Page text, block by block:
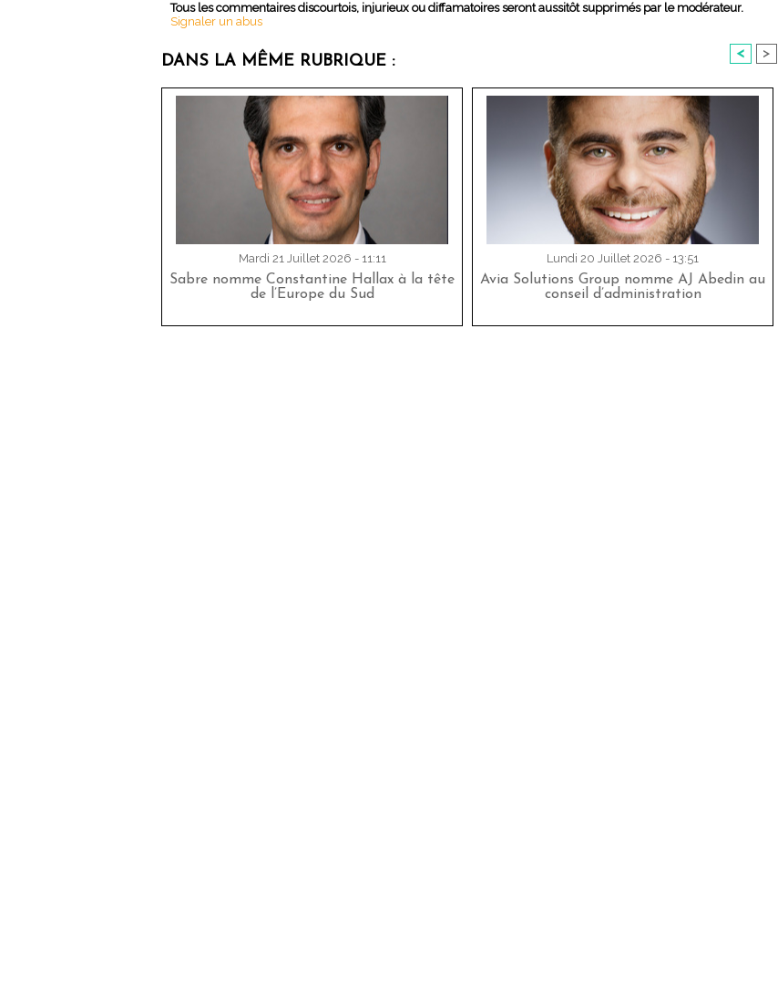
Tous les commentaires discourtois, injurieux ou diffamatoires seront aussitôt supprimés par le modérateur.
Signaler un abus
DANS LA MÊME RUBRIQUE : < >
Mardi 21 Juillet 2026 - 11:11
Sabre nomme Constantine Hallax à la tête
de l’Europe du Sud
Lundi 20 Juillet 2026 - 13:51
Avia Solutions Group nomme AJ Abedin au
conseil d’administration